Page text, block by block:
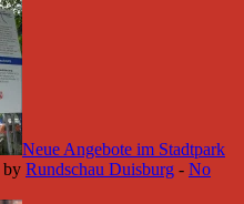
Neue Angebote im Stadtpark
by Rundschau Duisburg - No